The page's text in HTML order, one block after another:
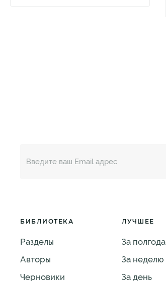
БИБЛИОТЕКА
Разделы
Авторы
Черновики
ЛУЧШЕЕ
За полгода
За неделю
За день